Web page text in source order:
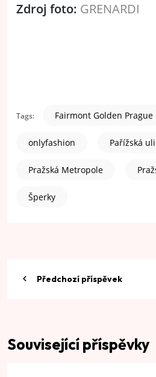
Zdroj foto: GRENARDI
Tags: Fairmont Golden Prague
onlyfashion Pařížská
Pražská Metropole
Šperky
Předchozí příspěvek
Související příspěvky